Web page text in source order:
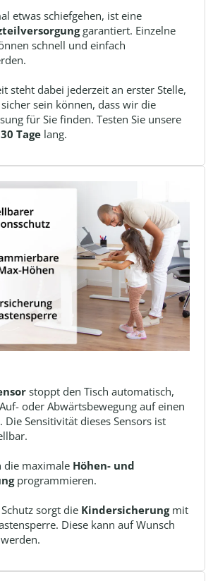
etwas schiefgehen, ist eine
garantiert. Einzelne
schnell und einfach
steht dabei jederzeit an erster Stelle,
sicher sein können, dass wir die
für Sie finden. Testen Sie unsere
Tage lang.
stoppt den Tisch automatisch,
oder Abwärtsbewegung auf einen
Sensitivität dieses Sensors ist
die maximale Höhen- und
programmieren.
sorgt die Kindersicherungmit
Diese kann auf Wunsch